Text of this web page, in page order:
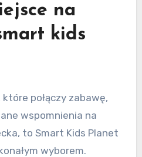
na
kids
połączy zabawę,
wspomnienia na
to Smart Kids Planet
wyborem.